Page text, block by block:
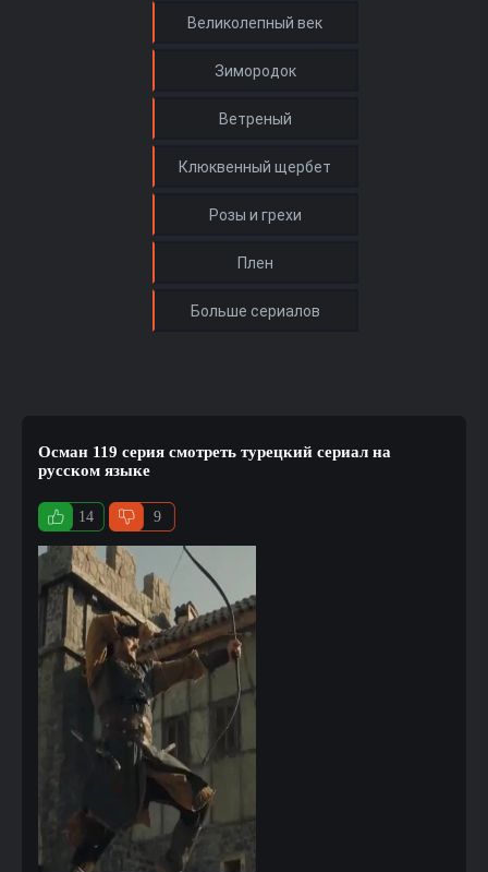
Осман 119 серия смотреть турецкий сериал на
русском языке
14 9